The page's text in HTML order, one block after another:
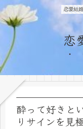
恋愛結
恋
酔って好きと
りサインを見